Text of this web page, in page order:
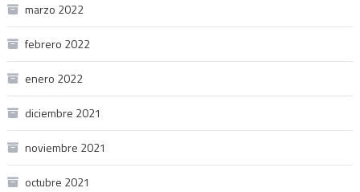
marzo 2022
febrero 2022
enero 2022
diciembre 2021
noviembre 2021
octubre 2021